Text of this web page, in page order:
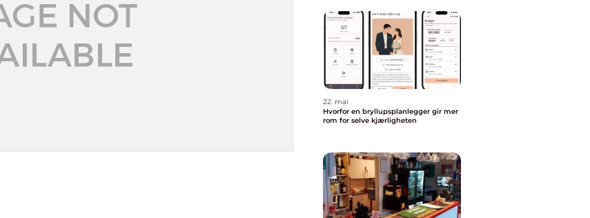
22. mai
Hvorfor en bryllupsplanlegger gir mer
rom for selve kjærligheten